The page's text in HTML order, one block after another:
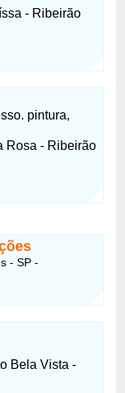
- Ribeirão
pintura,
Rosa - Ribeirão
- SP -
Bela Vista -